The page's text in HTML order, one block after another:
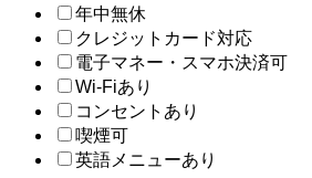
年中無休
クレジットカード対応
電子マネー・スマホ決済可
Wi-Fiあり
コンセントあり
喫煙可
英語メニューあり